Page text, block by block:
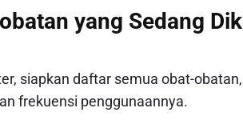
yang Sedang
siapkan daftar semua obat-
frekuensi penggunaannya.